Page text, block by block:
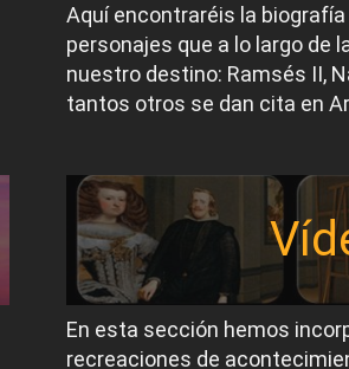
Aquí encontraréis la
personajes que a lo largo de
nuestro destino: Ramsés II,
tantos otros se dan cita en
En esta sección hemos
recreaciones de